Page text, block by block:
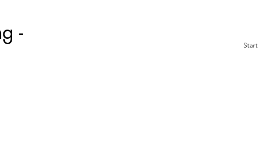
-
Start